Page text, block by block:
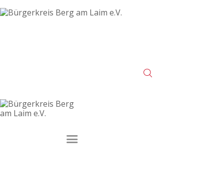
Kontakt
Impressum
Datenschutz